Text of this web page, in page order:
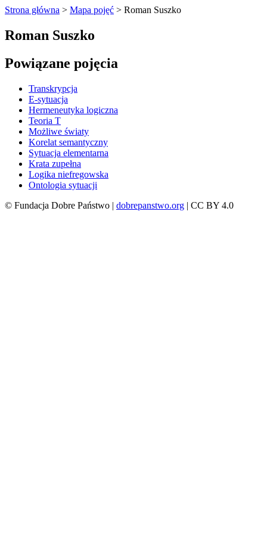
Strona główna > Mapa pojęć > Roman Suszko
Roman Suszko
Powiązane pojęcia
Transkrypcja
E-sytuacja
Hermeneutyka logiczna
Teoria T
Możliwe światy
Korelat semantyczny
Sytuacja elementarna
Krata zupełna
Logika niefregowska
Ontologia sytuacji
© Fundacja Dobre Państwo | dobrepanstwo.org | CC BY 4.0